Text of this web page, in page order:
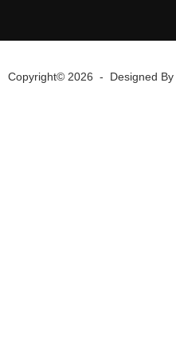
Copyright© 2026 - Designed By